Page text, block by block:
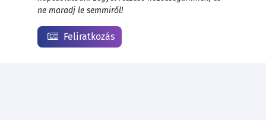
ne maradj le semmiről!
Feliratkozás